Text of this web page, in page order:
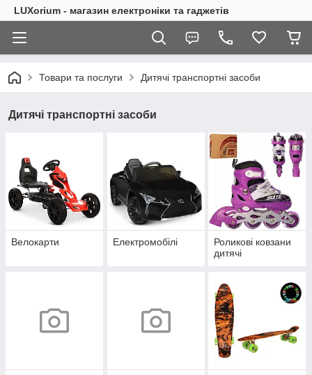
LUXorium - магазин електроніки та гаджетів
Товари та послуги Дитячі транспортні засоби
Дитячі транспортні засоби
Велокарти Електромобілі
Роликові ковзани
дитячі